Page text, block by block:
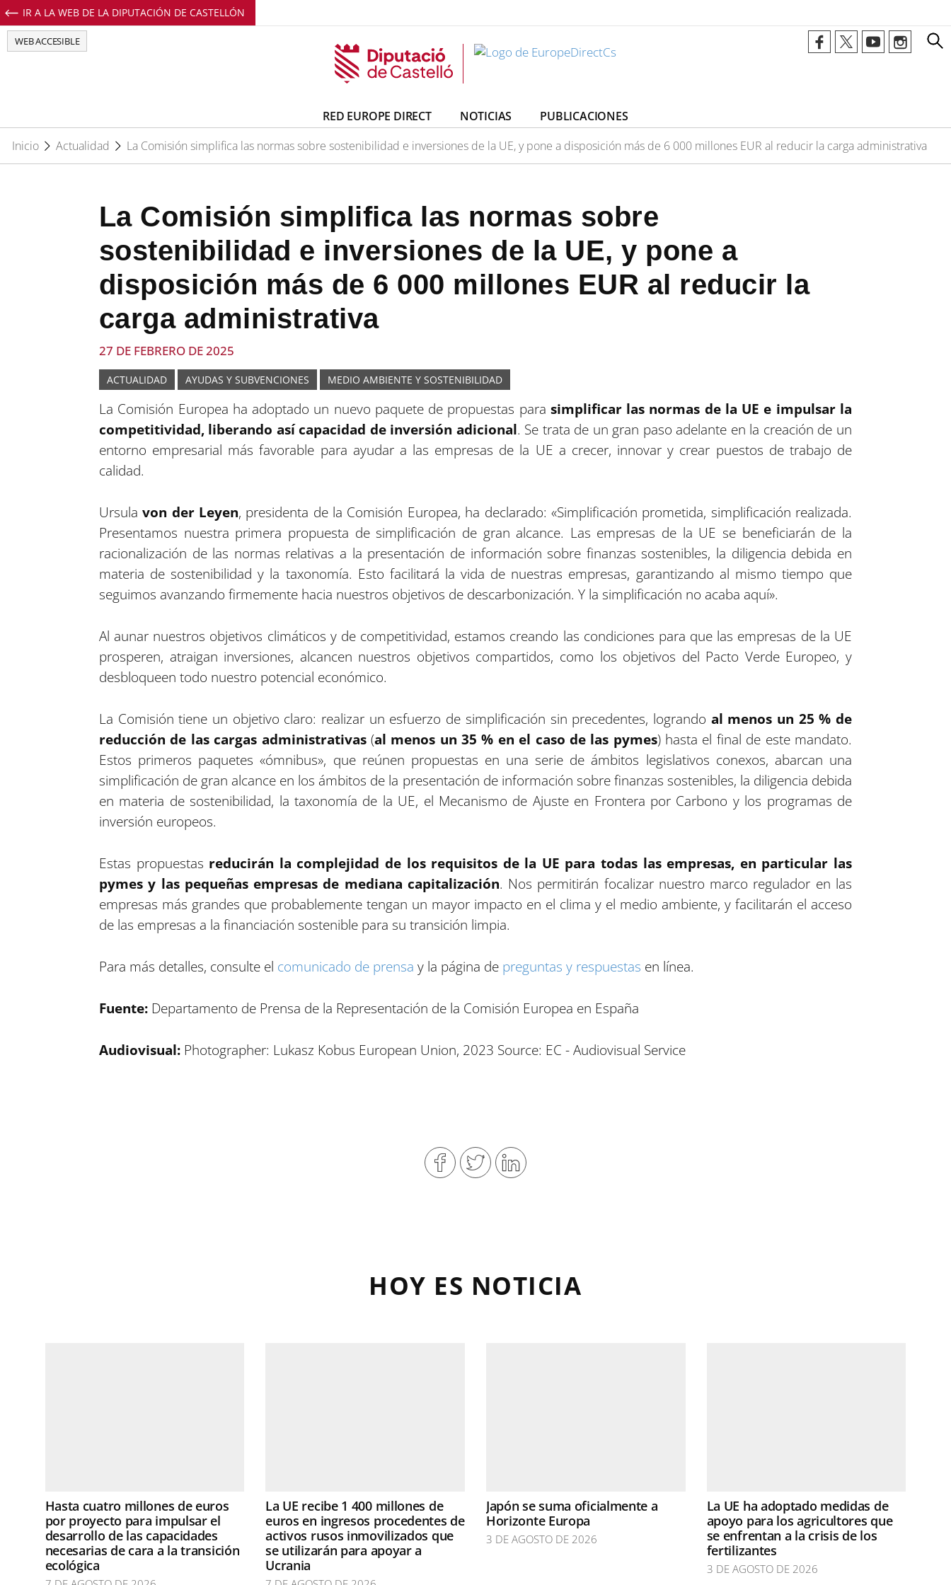
IR A LA WEB DE LA DIPUTACIÓN DE CASTELLÓN
WEB ACCESIBLE
RED EUROPE DIRECT NOTICIAS
PUBLICACIONES
Inicio
Actualidad La Comisión simplifica las normas sobre sostenibilidad e inversiones de la UE, y pone a disposición más de 6 000 millones EUR al reducir la carga administrativa
La Comisión simplifica las normas sobre
sostenibilidad e inversiones de la UE, y pone a
disposición más de 6 000 millones EUR al reducir la
carga administrativa
27 DE FEBRERO DE 2025
ACTUALIDAD AYUDAS Y SUBVENCIONES MEDIO AMBIENTE Y SOSTENIBILIDAD
La Comisión Europea ha adoptado un nuevo paquete de propuestas para simplificar las normas de la UE e impulsar la
competitividad, liberando así capacidad de inversión adicional. Se trata de un gran paso adelante en la creación de un
entorno empresarial más favorable para ayudar a las empresas de la UE a crecer, innovar y crear puestos de trabajo de
calidad.
Ursulavon der Leyen, presidenta de la Comisión Europea, ha declarado: «Simplificación prometida, simplificación realizada.
Presentamos nuestra primera propuesta de simplificación de gran alcance. Las empresas de la UE se beneficiarán de la
racionalización de las normas relativas a la presentación de información sobre finanzas sostenibles, la diligencia debida en
materia de sostenibilidad y la taxonomía. Esto facilitará la vida de nuestras empresas, garantizando al mismo tiempo que
seguimos avanzando firmemente hacia nuestros objetivos de descarbonización. Y la simplificación no acaba aquí».
Al aunar nuestros objetivos climáticos y de competitividad, estamos creando las condiciones para que las empresas de la UE
prosperen, atraigan inversiones, alcancen nuestros objetivos compartidos, como los objetivos del Pacto Verde Europeo, y
desbloqueen todo nuestro potencial económico.
La Comisión tiene un objetivo claro: realizar un esfuerzo de simplificación sin precedentes, logrando al menos un 25 % de
reducción de las cargas administrativas(al menos un 35 % en el caso de las pymes) hasta el final de este mandato.
Estos primeros paquetes «ómnibus», que reúnen propuestas en una serie de ámbitos legislativos conexos, abarcan una
simplificación de gran alcance en los ámbitos de la presentación de información sobre finanzas sostenibles, la diligencia debida
en materia de sostenibilidad, la taxonomía de la UE, el Mecanismo de Ajuste en Frontera por Carbono y los programas de
inversión europeos.
Estas propuestas reducirán la complejidad de los requisitos de la UE para todas las empresas, en particular las
pymes y las pequeñas empresas de mediana capitalización. Nos permitirán focalizar nuestro marco regulador en las
empresas más grandes que probablemente tengan un mayor impacto en el clima y el medio ambiente, y facilitarán el acceso
de las empresas a la financiación sostenible para su transición limpia.
Para más detalles, consulte el comunicado de prensa y la página de preguntas y respuestas en línea.
Fuente:Departamento de Prensa de la Representación de la Comisión Europea en España
Audiovisual: Photographer: Lukasz Kobus European Union, 2023 Source: EC - Audiovisual Service
HOY ES NOTICIA
Hasta cuatro millones de euros
por proyecto para impulsar el
desarrollo de las capacidades
necesarias de cara a la transición
ecológica
La UE recibe 1 400 millones de
euros en ingresos procedentes de
activos rusos inmovilizados que
se utilizarán para apoyar a
Ucrania
Japón se suma oficialmente a
Horizonte Europa
3 DE AGOSTO DE 2026
La UE ha adoptado medidas de
apoyo para los agricultores que
se enfrentan a la crisis de los
fertilizantes
3 DE AGOSTO DE 2026